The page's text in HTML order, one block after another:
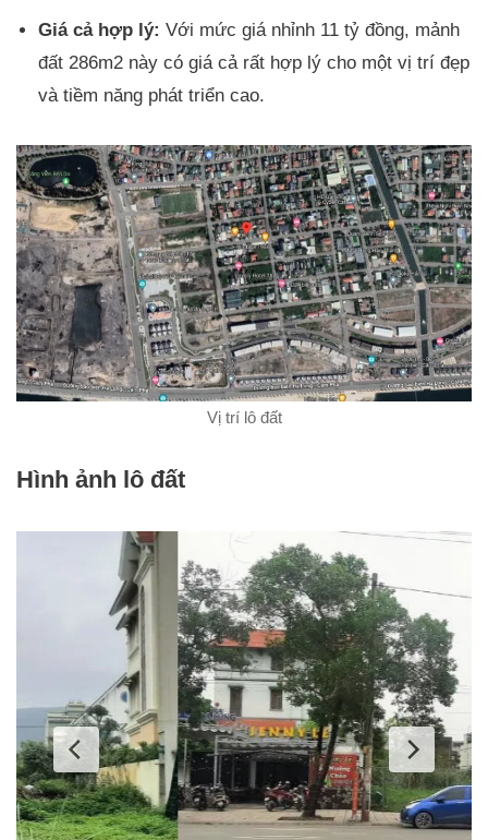
Giá cả hợp lý: Với mức giá nhỉnh 11 tỷ đồng, mảnh
đất 286m2 này có giá cả rất hợp lý cho một vị trí đẹp
và tiềm năng phát triển cao.
Vị trí lô đất
Hình ảnh lô đất